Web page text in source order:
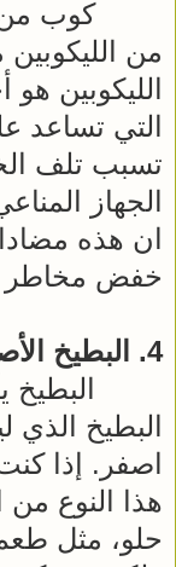
من
الليكوبين
التي تساعد
تسبب تلف
الجهاز
ان هذه
خفض مخاطر
4. البطيخ الأصفر
البطيخ
البطيخ
اصفر. إذا
هذا النوع من
حلو، مثل